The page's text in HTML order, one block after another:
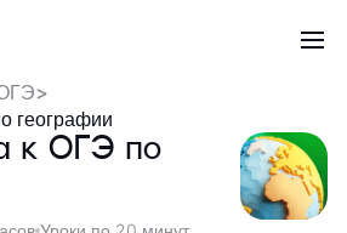
>
географии
к ОГЭ по